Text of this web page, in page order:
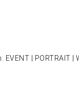
| PORTRAIT |